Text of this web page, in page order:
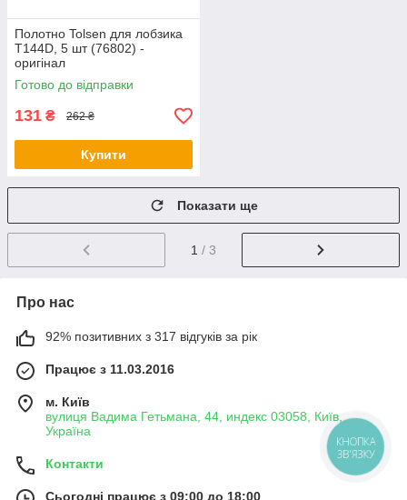
Полотно Tolsen для лобзика
Т144D, 5 шт (76802) -
оригінал
Готово до відправки
131 ₴ 262 ₴
Купити
Показати ще
1 / 3
Про нас
92% позитивних з 317 відгуків за рік
Працює з 11.03.2016
м. Київ
вулиця Вадима Гетьмана, 44, индекс 03058, Київ,
Україна
Контакти
Сьогодні працює з 09:00 до 18:00
КНОПКА
ЗВ'ЯЗКУ